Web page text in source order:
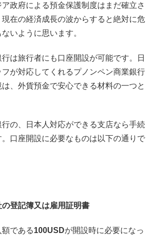
ア政府による預金保護制度はまだ確立さ
在の経済成長の波からすると絶対に危
いように思います。
は旅行者にも口座開設が可能です。日
が対応してくれるプノンペン商業銀行
、外貨預金で安心できる材料の一つと
の、日本人対応ができる支店なら手続
口座開設に必要なものは以下の通りで
の登記簿又は雇用証明書
である100USDが開設時に必要になっ